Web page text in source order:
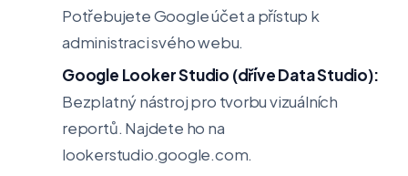
Potřebujete Google účet a přístup k
administraci svého webu.
Google Looker Studio (dříve Data Studio):
Bezplatný nástroj pro tvorbu vizuálních
reportů. Najdete ho na
lookerstudio.google.com.